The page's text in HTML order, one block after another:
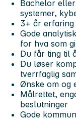
Bachelor
systemer,
3+ år
Gode
for hva som
Du får ting til
Du løser
tverrfaglig
Ønske om og
Målrettet,
beslutninger
Gode